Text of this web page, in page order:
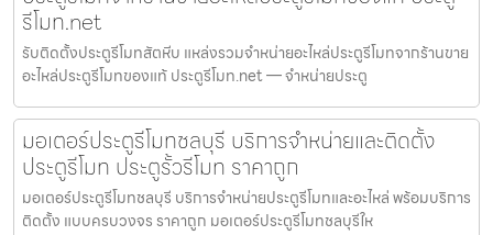
รีโมท.net
รับติดตั้งประตูรีโมทสัตหีบ แหล่งรวมจำหน่ายอะไหล่ประตูรีโมทจากร้านขาย
อะไหล่ประตูรีโมทของแท้ ประตูรีโมท.net — จำหน่ายประตู
มอเตอร์ประตูรีโมทชลบุรี บริการจำหน่ายและติดตั้ง
ประตูรีโมท ประตูรั้วรีโมท ราคาถูก
มอเตอร์ประตูรีโมทชลบุรี บริการจำหน่ายประตูรีโมทและอะไหล่ พร้อมบริการ
ติดตั้ง แบบครบวงจร ราคาถูก มอเตอร์ประตูรีโมทชลบุรีให